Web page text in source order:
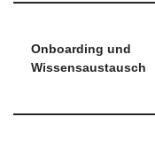
Onboarding und
Wissensaustausch